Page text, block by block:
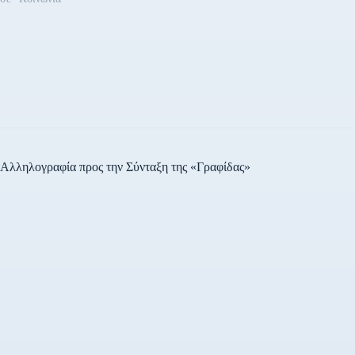
Αλληλογραφία προς την Σύνταξη της «Γραφίδας»